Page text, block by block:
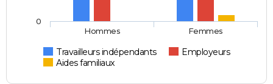
Travailleurs indépendants
Employeurs
Aides familiaux
Hommes Femmes
0